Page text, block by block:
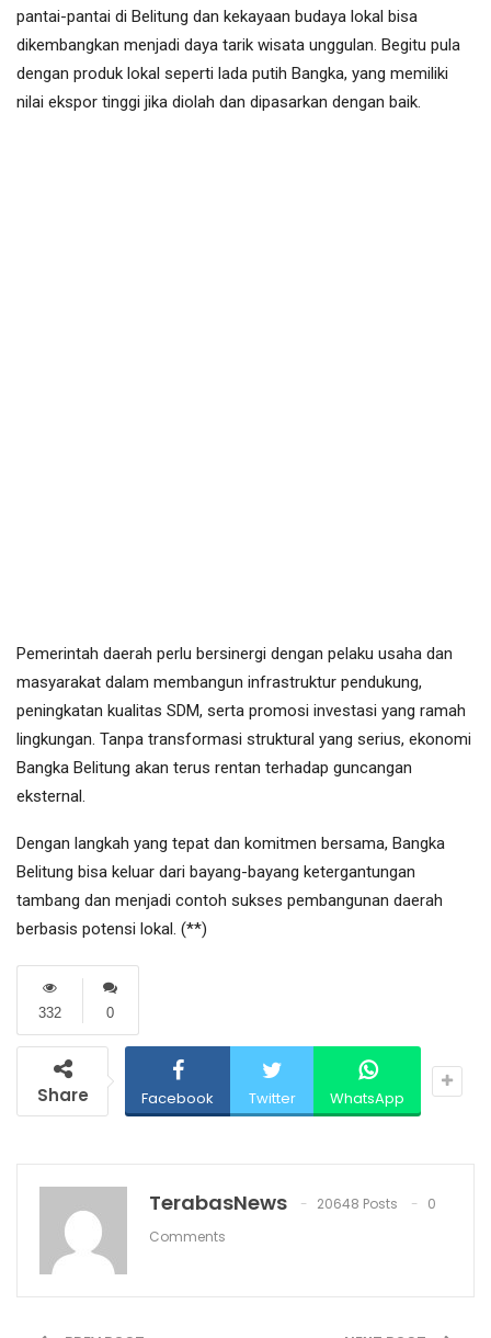
pantai-pantai di Belitung dan kekayaan budaya lokal bisa
dikembangkan menjadi daya tarik wisata unggulan. Begitu pula
dengan produk lokal seperti lada putih Bangka, yang memiliki
nilai ekspor tinggi jika diolah dan dipasarkan dengan baik.
Pemerintah daerah perlu bersinergi dengan pelaku usaha dan
masyarakat dalam membangun infrastruktur pendukung,
peningkatan kualitas SDM, serta promosi investasi yang ramah
lingkungan. Tanpa transformasi struktural yang serius, ekonomi
Bangka Belitung akan terus rentan terhadap guncangan
eksternal.
Dengan langkah yang tepat dan komitmen bersama, Bangka
Belitung bisa keluar dari bayang-bayang ketergantungan
tambang dan menjadi contoh sukses pembangunan daerah
berbasis potensi lokal. (**)
0
332
Share Facebook Twitter WhatsApp
TerabasNews 20648 Posts
0
Comments